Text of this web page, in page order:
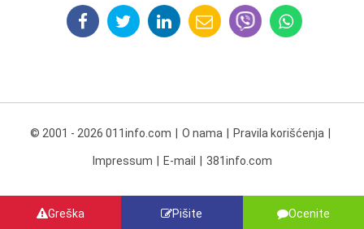
Greška Pišite Ocenite
© 2001 - 2026 011info.com O nama Pravila korišćenja
Impressum E-mail 381info.com